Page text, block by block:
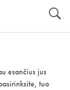
esančius jus
tuo